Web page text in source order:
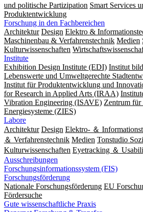
und politische Partizipation Smart Services
Produktentwicklung
Forschung in den Fachbereichen
Architektur Design Elektro &
Maschinenbau & Verfahrenstechnik Medien
Kulturwissenschaften
Institute
Exhibition Design Institute (EDI) Institut
Lebenswerte und Umweltgerechte
Institut für Produktentwicklung und
for Research in Applied Arts (IRAA)
Vibration Engineering (ISAVE) Zentrum
Energiesysteme (ZIES)
Labore
Architektur Design Elektro- ＆
＆ Verfahrenstechnik Medien Tonstudio
Kulturwissenschaften Eyetracking ＆
Ausschreibungen
Forschungsinformationssystem (FIS)
Forschungsförderung
Nationale Forschungsförderung EU
Fördersuche
Gute wissenschaftliche Praxis